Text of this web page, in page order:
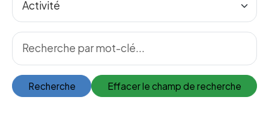
Recherche Effacer le champ de recherche